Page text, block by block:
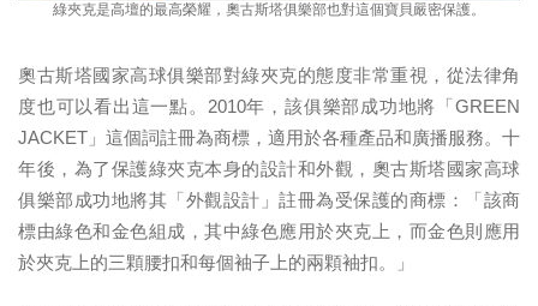
綠夾克是高壇的最高榮耀，奧古斯塔俱樂部也對這個寶貝嚴密保護。
奧古斯塔國家高球俱樂部對綠夾克的態度非常重視，從法律角
度也可以看出這一點。2010年，該俱樂部成功地將「GREEN
JACKET」這個詞註冊為商標，適用於各種產品和廣播服務。十
年後，為了保護綠夾克本身的設計和外觀，奧古斯塔國家高球
俱樂部成功地將其「外觀設計」註冊為受保護的商標：「該商
標由綠色和金色組成，其中綠色應用於夾克上，而金色則應用
於夾克上的三顆腰扣和每個袖子上的兩顆袖扣。」